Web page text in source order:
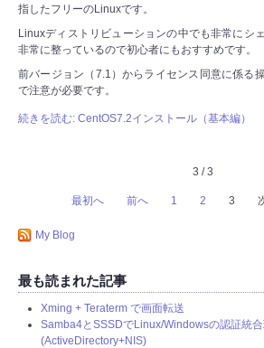
指したフリーのLinuxです。
Linuxディストリビューションの中でも非常にシ
非常に整っているので初心者にもおすすめです。
前バージョン（7.1）からライセンス同意に係る
で注意が必要です。
続きを読む: CentOS7.2インストール（基本編）
3 / 3
最初へ 前へ 1 2 3
My Blog
最も読まれた記事
Xming + Teraterm で画面転送
Samba4とSSSDでLinux/Windowsの認証統
(ActiveDirectory+NIS)